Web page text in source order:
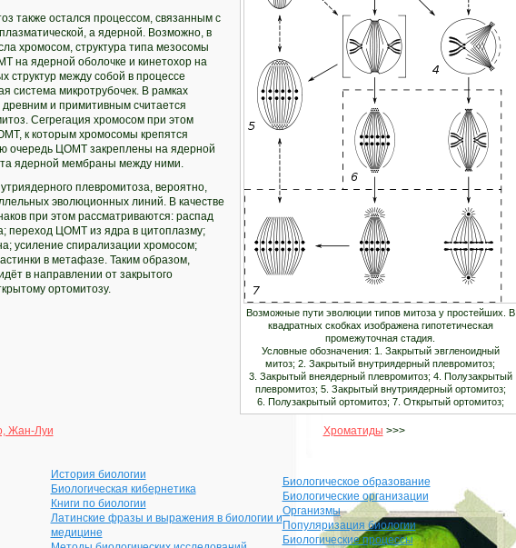
Возможные пути эволюции типов митоза у простейших. В
квадратных скобках изображена гипотетическая
промежуточная стадия.
Условные обозначения: 1. Закрытый эвгленоидный
митоз; 2. Закрытый внутриядерный плевромитоз;
3. Закрытый внеядерный плевромитоз; 4. Полузакрытый
плевромитоз; 5. Закрытый внутриядерный ортомитоз;
6. Полузакрытый ортомитоз; 7. Открытый ортомитоз;
также остался процессом, связанным с
а ядерной. Возможно, в
хромосом, структура типа мезосомы
на ядерной оболочке и кинетохор на
структур между собой в процессе
система микротрубочек. В рамках
и примитивным считается
Сегрегация хромосом при этом
к которым хромосомы крепятся
очередь ЦОМТ закреплены на ядерной
ядерной мембраны между ними.
плевромитоза, вероятно,
эволюционных линий. В качестве
при этом рассматриваются: распад
переход ЦОМТ из ядра в цитоплазму;
усиление спирализации хромосом;
в метафазе. Таким образом,
в направлении от закрытого
ортомитозу.
Жан-Луи Хроматиды >>>
История биологии
Биологическая кибернетика
Книги по биологии
Латинские фразы и выражения в биологии и
медицине
Биологическое образование
Биологические организации
Организмы
Популяризация биологии
Биологические процессы